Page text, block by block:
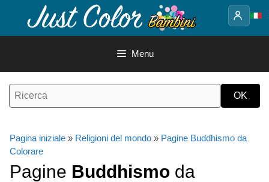
contenuto
Menu
Pagina iniziale » Religioni del mondo » Pagine Buddhismo da
Colorare
Pagine Buddhismo da